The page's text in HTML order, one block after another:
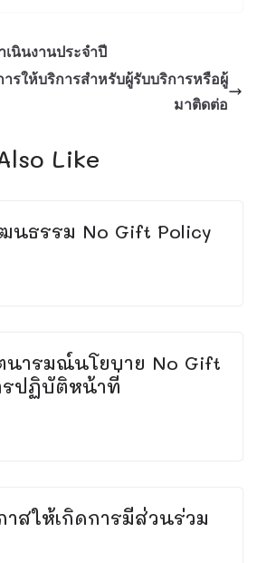
เนินงานประจำปี
รให้บริการสำหรับผู้รับบริการหรือผู้
มาติดต่อ
Like
นธรรม No Gift Policy
นารมณ์นโยบาย No Gift
รปฏิบัติหน้าที่
าสให้เกิดการมีส่วนร่วม